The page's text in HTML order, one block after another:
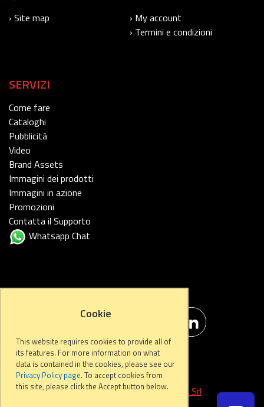
Cookie
This website requires cookies to provide all of
its features. For more information on what
data is contained in the cookies, please see our
Privacy Policy page. To accept cookies from
this site, please click the Accept button below.
› Site map
› My account
› Termini e condizioni
SERVIZI
Come fare
Cataloghi
Pubblicità
Video
Brand Assets
Immagini dei prodotti
Immagini in azione
Promozioni
Contatta il Supporto
Whatsapp Chat
FOLLOW US
Developed byStart Informatica Srl